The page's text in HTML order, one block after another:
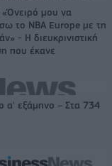
μου να
το ΝΒΑ Europe με τη
- Η διευκρινιστική
που έκανε
α' εξάμηνο – Στα 734